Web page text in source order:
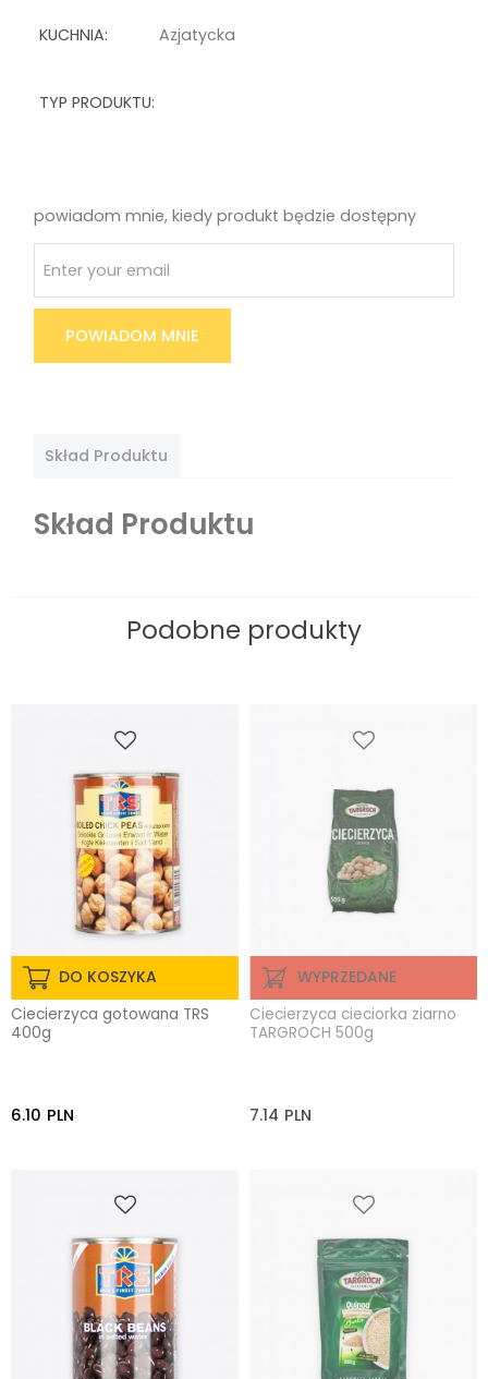
KUCHNIA: Azjatycka
TYP PRODUKTU:
powiadom mnie, kiedy produkt będzie dostępny
POWIADOM MNIE
Skład Produktu
Skład Produktu
Podobne produkty
DO KOSZYKA
Ciecierzyca gotowana TRS
400g
6.10 PLN
WYPRZEDANE
Ciecierzyca cieciorka ziarno
TARGROCH 500g
7.14 PLN